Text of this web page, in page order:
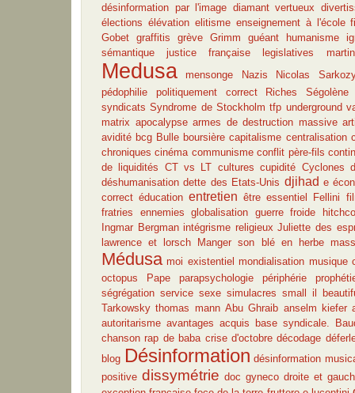
désinformation par l'image diamant vertueux
élections élévation elitisme enseignement à l'école
Gobet graffitis grève Grimm guéant humanisme
sémantique
justice française legislatives
Medusa mensonge Nazis
Nicolas
pédophilie
politiquement correct Riches
Ségolène
syndicats Syndrome de Stockholm tfp underground
matrix apocalypse armes de destruction massive
avidité bcg Bulle boursière capitalisme centralisation
chroniques cinéma communisme conflit père-fils
de liquidités CT vs LT cultures cupidité Cyclones
déshumanisation dette des Etats-Unis djihad e
correct éducation entretien être essentiel Fellini
fratries ennemies
globalisation guerre froide
Ingmar Bergman intégrisme religieux Juliette des
lawrence et lorsch
Manger son blé en herbe
Médusa moi existentiel mondialisation musique
octopus
Pape parapsychologie périphérie
ségrégation service sexe simulacres small il
Tarkowsky thomas mann Abu Ghraib anselm kiefer
autoritarisme avantages acquis base syndicale.
chanson rap de baba crise d'octobre décodage
blog Désinformation désinformation
positive dissymétrie doc gyneco droite et